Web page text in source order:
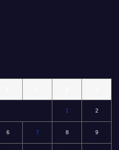
1 2
6 7 8 9